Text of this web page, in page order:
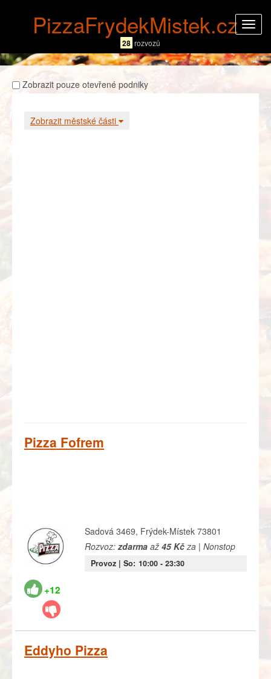
PizzaFrydekMistek.cz
28 rozvozů
Zobrazit pouze otevřené podniky
Zobrazit městské části
Pizza Fofrem
+12
Sadová 3469, Frýdek-Místek 73801
Rozvoz:zdarmaaž 45 Kčza | Nonstop
Provoz | So: 10:00- 23:30
Eddyho Pizza